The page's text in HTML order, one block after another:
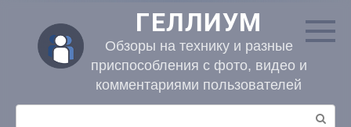
контенту
ГЕЛЛИУМ
Обзоры на технику и разные
приспособления с фото, видео и
комментариями пользователей
Поиск: